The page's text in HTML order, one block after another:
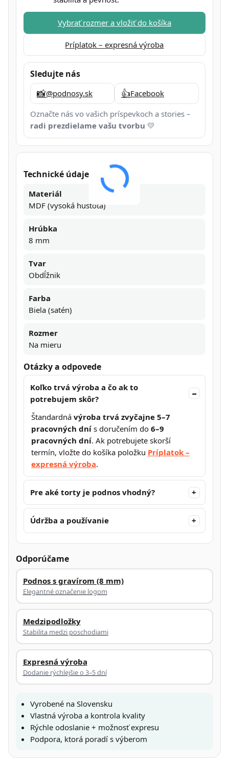
Vybrať rozmer a vložiť do košíka
Príplatok – expresná výroba
Sledujte nás
📸@podnosy.sk 👍Facebook
Označte nás vo vašich príspevkoch a stories –
radi prezdielame vašu tvorbu 💛
Technické údaje
Materiál
MDF (vysoká hustota)
Hrúbka
8 mm
Tvar
Obdĺžnik
Farba
Biela (satén)
Rozmer
Na mieru
Otázky a odpovede
Koľko trvá výroba a čo ak to
potrebujem skôr?
Štandardná výroba trvá zvyčajne 5–7
pracovných dní s doručením do 6–9
pracovných dní. Ak potrebujete skorší
termín, vložte do košíka položku Príplatok –
expresná výroba.
Pre aké torty je podnos vhodný?
Údržba a používanie
Odporúčame
Podnos s gravírom (8 mm)
Elegantné označenie logom
Medzipodložky
Stabilita medzi poschodiami
Expresná výroba
Dodanie rýchlejšie o 3–5 dní
Vyrobené na Slovensku
Vlastná výroba a kontrola kvality
Rýchle odoslanie + možnosť expresu
Podpora, ktorá poradí s výberom